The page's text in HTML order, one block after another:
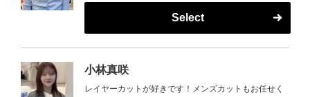
Select
小林真咲
レイヤーカットが好きです！メンズカットもお任せく